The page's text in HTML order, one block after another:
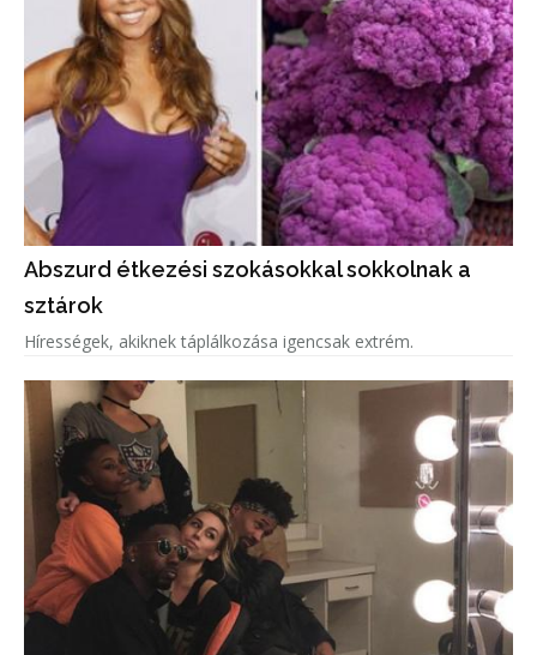
Abszurd étkezési szokásokkal sokkolnak a
sztárok
Hírességek, akiknek táplálkozása igencsak extrém.